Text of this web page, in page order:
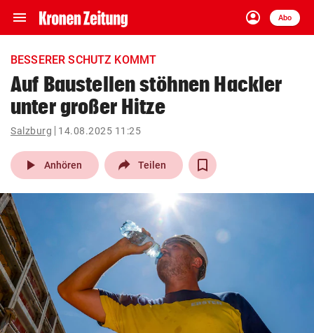
menu Navigation
ein-/ausklappen
account_circle
Anmelden
Abo
close Schließen
account_circle Anmelden
pin_drop
Wien arrow_right
bookmark
search
Suchbegriff
eingeben
© Krone Multimedia GmbH & Co KG 2026
BESSERER SCHUTZ KOMMT
Auf Baustellen stöhnen Hackler
unter großer Hitze
Salzburg 14.08.2025 11:25
play_arrow Anhören Teilen